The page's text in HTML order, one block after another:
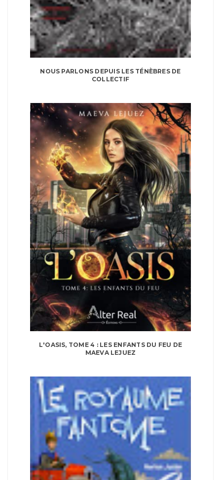
NOUS PARLONS DEPUIS LES TÉNÈBRES DE
COLLECTIF
L'OASIS, TOME 4 : LES ENFANTS DU FEU DE
MAEVA LEJUEZ